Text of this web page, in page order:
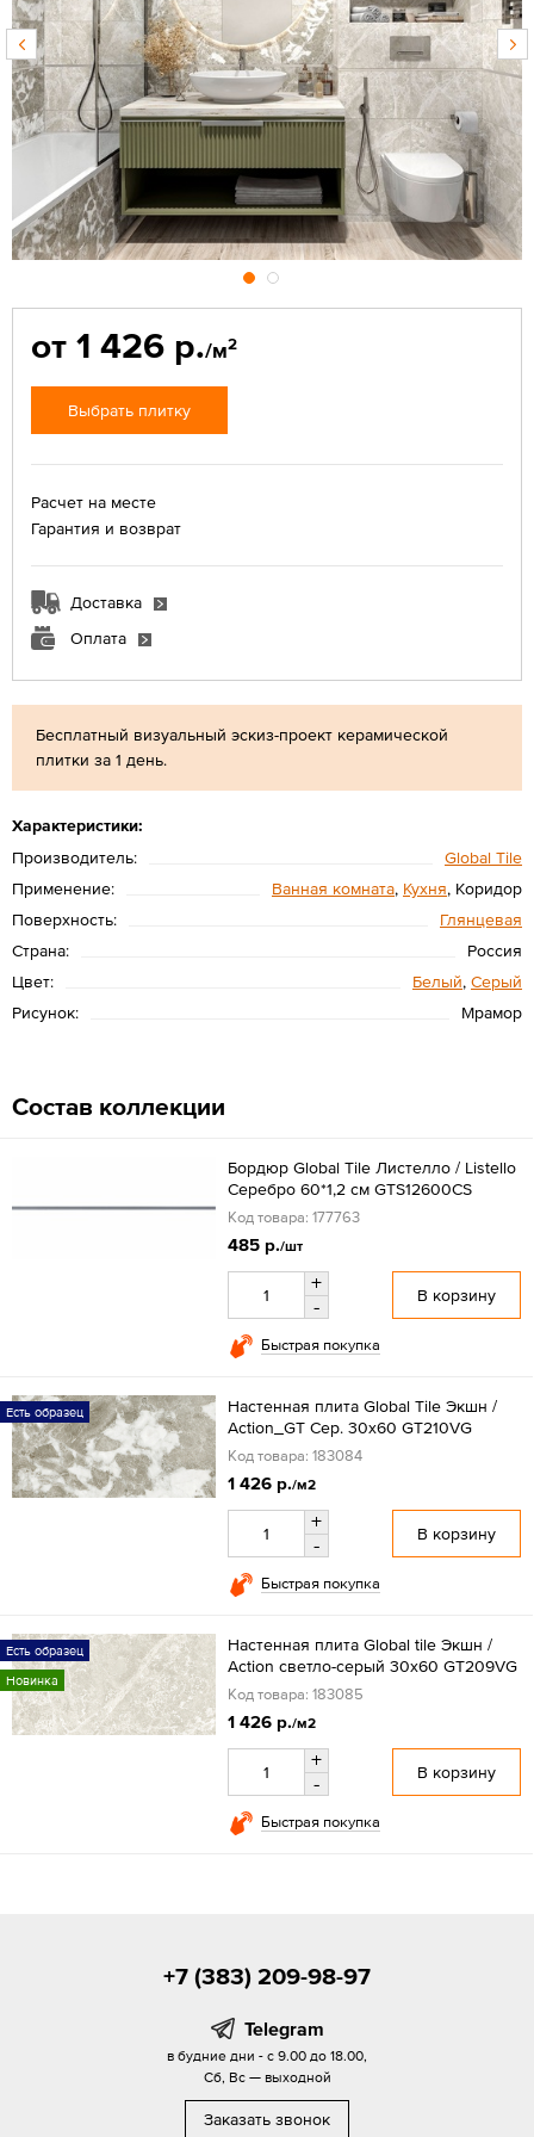
Бесплатный визуальный эскиз-проект керамической
плитки за 1 день.
Характеристики:
Производитель:
Global Tile
Применение:
Ванная комната, Кухня, Коридор
Поверхность:
Глянцевая
Страна:
Россия
Цвет:
Белый, Серый
Рисунок:
Мрамор
от 1 426 р./м2
Выбрать плитку
Расчет на месте
Гарантия и возврат
Доставка
Оплата
Состав коллекции
Бордюр Global Tile Листелло / Listello
Серебро 60*1,2 см GTS12600CS
Код товара: 177763
485 р./шт
+
-
В корзину
Быстрая покупка
Есть образец
Настенная плита Global Tile Экшн /
Action_GT Сер. 30x60 GT210VG
Код товара: 183084
1 426 р./м2
+
-
В корзину
Быстрая покупка
Есть образец
Новинка
Настенная плита Global tile Экшн /
Action светло-серый 30x60 GT209VG
Код товара: 183085
1 426 р./м2
+
-
В корзину
Быстрая покупка
+7 (383) 209-98-97
Telegram
в будние дни - с 9.00 до 18.00,
Сб, Вс — выходной
Заказать звонок